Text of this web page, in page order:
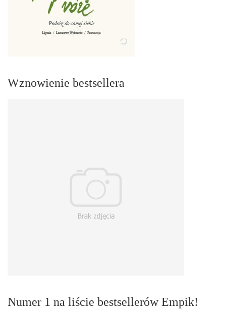
Wznowienie bestsellera
Numer 1 na liście bestsellerów Empik!